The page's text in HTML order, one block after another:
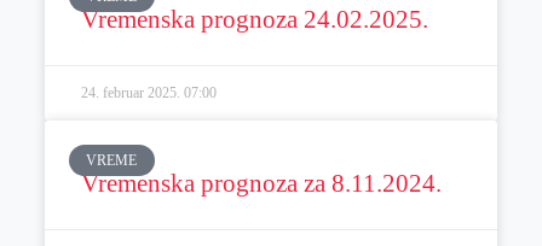
Vremenska prognoza 24.02.2025.
24. februar 2025. 07:00
VREME
Vremenska prognoza za 8.11.2024.